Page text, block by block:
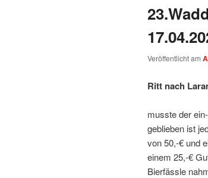
Veröffentlicht am
Ritt nach
musste der
geblieben ist
von 50,-€ und
einem 25,-€
Bierfässle